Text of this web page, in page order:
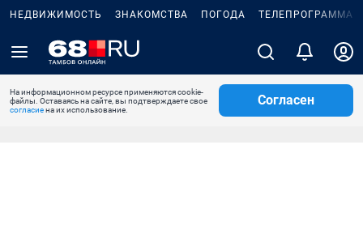
НЕДВИЖИМОСТЬ ЗНАКОМСТВА ПОГОДА ТЕЛЕПРОГРАММА
На информационном ресурсе применяются cookie-
файлы. Оставаясь на сайте, вы подтверждаете свое
согласиена их использование.
Согласен